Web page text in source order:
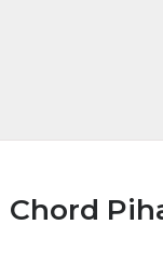
Chord